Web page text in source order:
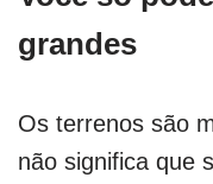
grandes
Os terrenos são
não significa que